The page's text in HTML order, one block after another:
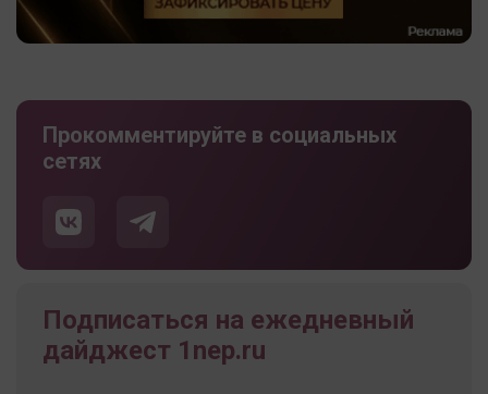
Прокомментируйте в социальных
сетях
Подписаться на ежедневный
дайджест 1nep.ru